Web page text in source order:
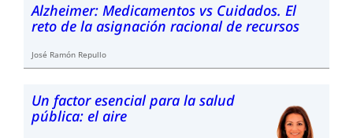
Alzheimer: Medicamentos vs Cuidados. El
reto de la asignación racional de recursos
José Ramón Repullo
Un factor esencial para la salud
pública: el aire